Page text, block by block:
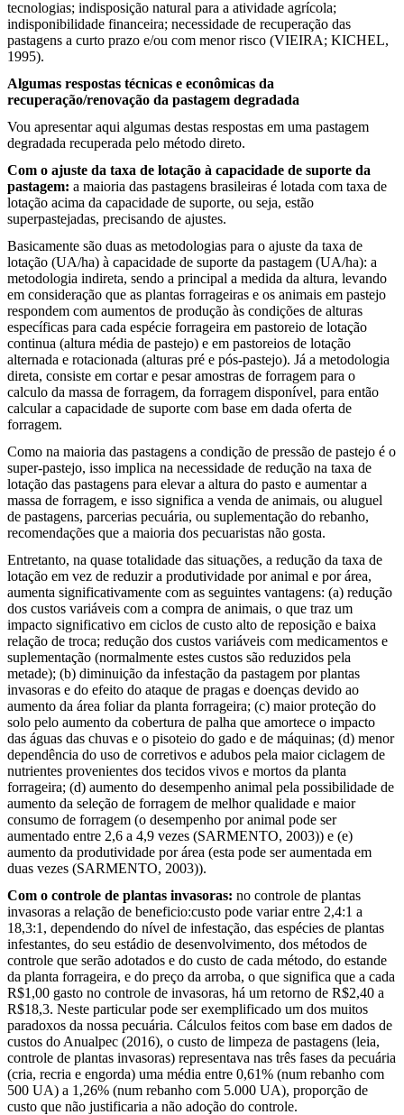
tecnologias; indisposição natural para a atividade agrícola;
indisponibilidade financeira; necessidade de recuperação das
pastagens a curto prazo e/ou com menor risco (VIEIRA; KICHEL,
1995).
Algumas respostas técnicas e econômicas da
recuperação/renovação da pastagem degradada
Vou apresentar aqui algumas destas respostas em uma pastagem
degradada recuperada pelo método direto.
Com o ajuste da taxa de lotação à capacidade de suporte da
pastagem: a maioria das pastagens brasileiras é lotada com taxa de
lotação acima da capacidade de suporte, ou seja, estão
superpastejadas, precisando de ajustes.
Basicamente são duas as metodologias para o ajuste da taxa de
lotação (UA/ha) à capacidade de suporte da pastagem (UA/ha): a
metodologia indireta, sendo a principal a medida da altura, levando
em consideração que as plantas forrageiras e os animais em pastejo
respondem com aumentos de produção às condições de alturas
específicas para cada espécie forrageira em pastoreio de lotação
continua (altura média de pastejo) e em pastoreios de lotação
alternada e rotacionada (alturas pré e pós-pastejo). Já a metodologia
direta, consiste em cortar e pesar amostras de forragem para o
calculo da massa de forragem, da forragem disponível, para então
calcular a capacidade de suporte com base em dada oferta de
forragem.
Como na maioria das pastagens a condição de pressão de pastejo é o
super-pastejo, isso implica na necessidade de redução na taxa de
lotação das pastagens para elevar a altura do pasto e aumentar a
massa de forragem, e isso significa a venda de animais, ou aluguel
de pastagens, parcerias pecuária, ou suplementação do rebanho,
recomendações que a maioria dos pecuaristas não gosta.
Entretanto, na quase totalidade das situações, a redução da taxa de
lotação em vez de reduzir a produtividade por animal e por área,
aumenta significativamente com as seguintes vantagens: (a) redução
dos custos variáveis com a compra de animais, o que traz um
impacto significativo em ciclos de custo alto de reposição e baixa
relação de troca; redução dos custos variáveis com medicamentos e
suplementação (normalmente estes custos são reduzidos pela
metade); (b) diminuição da infestação da pastagem por plantas
invasoras e do efeito do ataque de pragas e doenças devido ao
aumento da área foliar da planta forrageira; (c) maior proteção do
solo pelo aumento da cobertura de palha que amortece o impacto
das águas das chuvas e o pisoteio do gado e de máquinas; (d) menor
dependência do uso de corretivos e adubos pela maior ciclagem de
nutrientes provenientes dos tecidos vivos e mortos da planta
forrageira; (d) aumento do desempenho animal pela possibilidade de
aumento da seleção de forragem de melhor qualidade e maior
consumo de forragem (o desempenho por animal pode ser
aumentado entre 2,6 a 4,9 vezes (SARMENTO, 2003)) e (e)
aumento da produtividade por área (esta pode ser aumentada em
duas vezes (SARMENTO, 2003)).
Com o controle de plantas invasoras: no controle de plantas
invasoras a relação de beneficio:custo pode variar entre 2,4:1 a
18,3:1, dependendo do nível de infestação, das espécies de plantas
infestantes, do seu estádio de desenvolvimento, dos métodos de
controle que serão adotados e do custo de cada método, do estande
da planta forrageira, e do preço da arroba, o que significa que a cada
R$1,00 gasto no controle de invasoras, há um retorno de R$2,40 a
R$18,3. Neste particular pode ser exemplificado um dos muitos
paradoxos da nossa pecuária. Cálculos feitos com base em dados de
custos do Anualpec (2016), o custo de limpeza de pastagens (leia,
controle de plantas invasoras) representava nas três fases da pecuária
(cria, recria e engorda) uma média entre 0,61% (num rebanho com
500 UA) a 1,26% (num rebanho com 5.000 UA), proporção de
custo que não justificaria a não adoção do controle.